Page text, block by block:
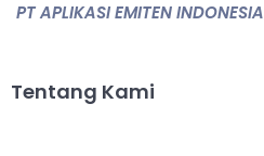
PT APLIKASI EMITEN INDONESIA
Tentang Kami